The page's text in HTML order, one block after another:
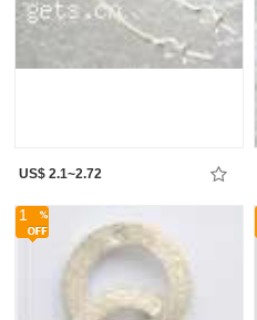
US$ 2.1~2.72
1